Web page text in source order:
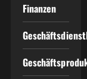
Finanzen